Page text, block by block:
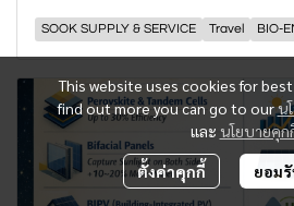
SOOK SUPPLY & SERVICE Travel BIO-
This website uses cookies for
find out more you can go to ourน
และ นโยบายคุก
ตั้งค่าคุกกี้ ยอม